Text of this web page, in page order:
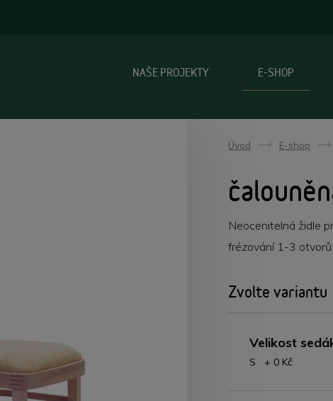
NAŠE PROJEKTY E-SHOP
Úvod ->
E-shop
Neocenitelná židle
frézování 1-3 otvorů
Zvolte variantu
Velikost
S + 0 Kč